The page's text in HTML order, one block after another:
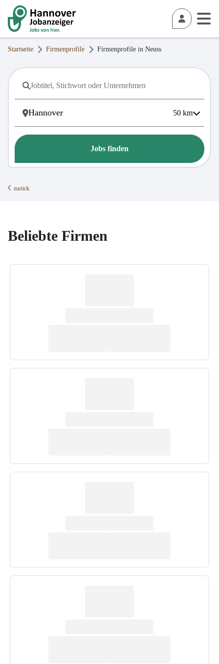
Startseite Firmenprofile Firmenprofile in Neuss
50 km
Jobs finden
zurück
Beliebte Firmen